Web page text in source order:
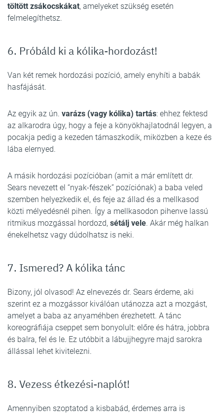
töltött zsákocskákat, amelyeket szükség esetén
felmelegíthetsz.
6. Próbáld ki a kólika-hordozást!
Van két remek hordozási pozíció, amely enyhíti a babák
hasfájását.
Az egyik az ún. varázs (vagy kólika) tartás: ehhez fektesd
az alkarodra úgy, hogy a feje a könyökhajlatodnál legyen, a
pocakja pedig a kezeden támaszkodik, miközben a keze és
lába elernyed.
A másik hordozási pozícióban (amit a már említett dr.
Sears nevezett el “nyak-fészek” pozíciónak) a baba veled
szemben helyezkedik el, és feje az állad és a mellkasod
közti mélyedésnél pihen. Így a mellkasodon pihenve lassú
ritmikus mozgással hordozd, sétálj vele. Akár még halkan
énekelhetsz vagy dúdolhatsz is neki.
7. Ismered? A kólika tánc
Bizony, jól olvasod! Az elnevezés dr. Sears érdeme, aki
szerint ez a mozgássor kiválóan utánozza azt a mozgást,
amelyet a baba az anyaméhben érezhetett. A tánc
koreográfiája cseppet sem bonyolult: előre és hátra, jobbra
és balra, fel és le. Ez utóbbit a lábujjhegyre majd sarokra
állással lehet kivitelezni.
8. Vezess étkezési-naplót!
Amennyiben szoptatod a kisbabád, érdemes arra is